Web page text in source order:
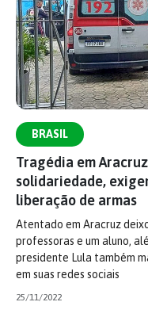
BRASIL
Tragédia em
solidariedade,
liberação de armas
Atentado em Aracruz
professoras e um aluno,
presidente Lula também
em suas redes sociais
25/11/2022